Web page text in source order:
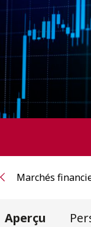
S’abonner aux
S’abonner
Marchés
Aperçu